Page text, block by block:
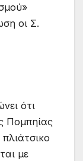
οι Σ.
ότι
Πομπηίας
με